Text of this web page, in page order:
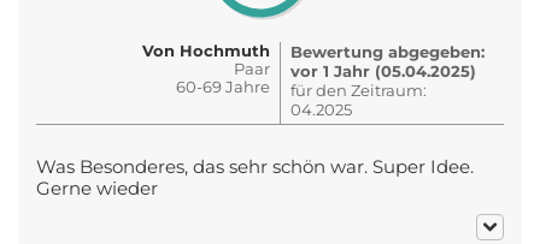
Von Hochmuth
Paar
60-69 Jahre
Bewertung abgegeben:
vor 1 Jahr (05.04.2025)
für den Zeitraum:
04.2025
Was Besonderes, das sehr schön war. Super Idee.
Gerne wieder